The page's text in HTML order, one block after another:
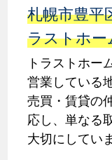
札幌市豊平
ラストホー
トラストホー
営業している
売買・賃貸の
応し、単なる
大切にしてい